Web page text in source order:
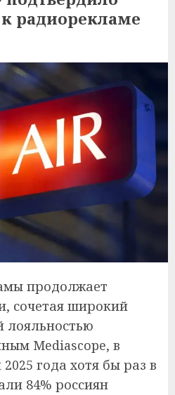
к радиорекламе
продолжает
сочетая широкий
лояльностью
Mediascope, в
года хотя бы раз в
84% россиян